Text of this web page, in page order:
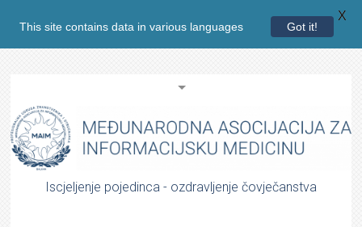
Iscjeljenje pojedinca - ozdravljenje čovječanstva
This site contains data in various languages Got it!
X